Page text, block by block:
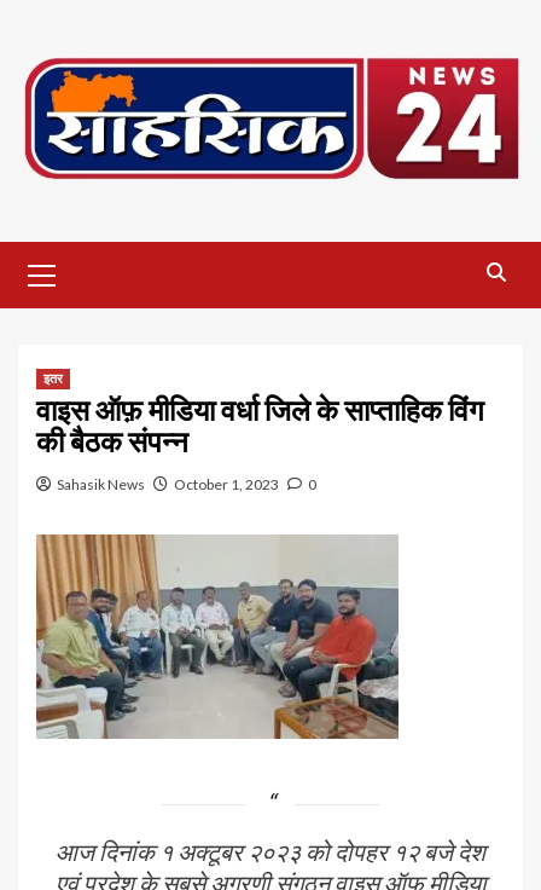
content
Menu
इतर
वाइस ऑफ़ मीडिया वर्धा जिले के साप्ताहिक विंग
की बैठक संपन्न
Sahasik News October 1, 2023 0
आज दिनांक १ अक्टूबर २०२३ को दोपहर १२ बजे देश
एवं प्रदेश के सबसे अग्रणी संगठन वाइस ऑफ़ मीडिया